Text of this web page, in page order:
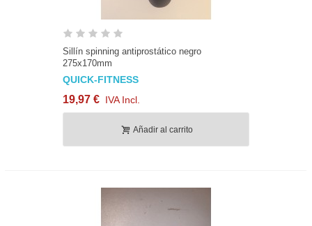
Sillín spinning antiprostático negro
275x170mm
QUICK-FITNESS
19,97 € IVA Incl.
Añadir al carrito